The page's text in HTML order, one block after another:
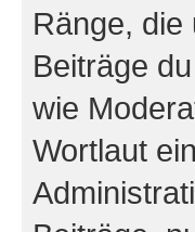
Ränge,
Beiträge
wie
Wortlaut